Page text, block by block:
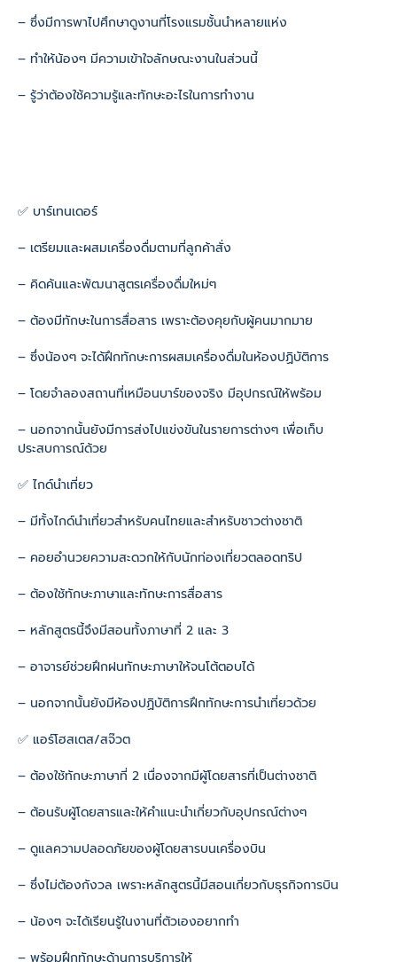
– ซึ่งมีการพาไปศึกษาดูงานที่โรงแรมชั้นนำหลายแห่ง
– ทำให้น้องๆ มีความเข้าใจลักษณะงานในส่วนนี้
– รู้ว่าต้องใช้ความรู้และทักษะอะไรในการทำงาน
✅ บาร์เทนเดอร์
– เตรียมและผสมเครื่องดื่มตามที่ลูกค้าสั่ง
– คิดค้นและพัฒนาสูตรเครื่องดื่มใหม่ๆ
– ต้องมีทักษะในการสื่อสาร เพราะต้องคุยกับผู้คนมากมาย
– ซึ่งน้องๆ จะได้ฝึกทักษะการผสมเครื่องดื่มในห้องปฏิบัติการ
– โดยจำลองสถานที่เหมือนบาร์ของจริง มีอุปกรณ์ให้พร้อม
– นอกจากนั้นยังมีการส่งไปแข่งขันในรายการต่างๆ เพื่อเก็บ
ประสบการณ์ด้วย
✅ ไกด์นำเที่ยว
– มีทั้งไกด์นำเที่ยวสำหรับคนไทยและสำหรับชาวต่างชาติ
– คอยอำนวยความสะดวกให้กับนักท่องเที่ยวตลอดทริป
– ต้องใช้ทักษะภาษาและทักษะการสื่อสาร
– หลักสูตรนี้จึงมีสอนทั้งภาษาที่ 2 และ 3
– อาจารย์ช่วยฝึกฝนทักษะภาษาให้จนโต้ตอบได้
– นอกจากนั้นยังมีห้องปฏิบัติการฝึกทักษะการนำเที่ยวด้วย
✅ แอร์โฮสเตส/สจ๊วต
– ต้องใช้ทักษะภาษาที่ 2 เนื่องจากมีผู้โดยสารที่เป็นต่างชาติ
– ต้อนรับผู้โดยสารและให้คำแนะนำเกี่ยวกับอุปกรณ์ต่างๆ
– ดูแลความปลอดภัยของผู้โดยสารบนเครื่องบิน
– ซึ่งไม่ต้องกังวล เพราะหลักสูตรนี้มีสอนเกี่ยวกับธุรกิจการบิน
– น้องๆ จะได้เรียนรู้ในงานที่ตัวเองอยากทำ
– พร้อมฝึกทักษะด้านการบริการให้